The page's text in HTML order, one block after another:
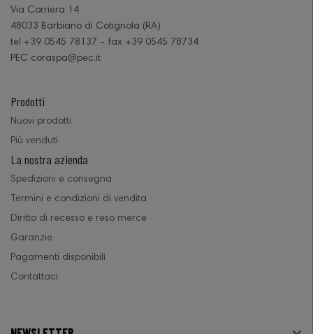
Via Corriera 14
48033 Barbiano di Cotignola (RA)
tel +39 0545 78137 - fax +39 0545 78734
PEC coraspa@pec.it
Prodotti
Nuovi prodotti
Più venduti
La nostra azienda
Spedizioni e consegna
Termini e condizioni di vendita
Diritto di recesso e reso merce
Garanzie
Pagamenti disponibili
Contattaci